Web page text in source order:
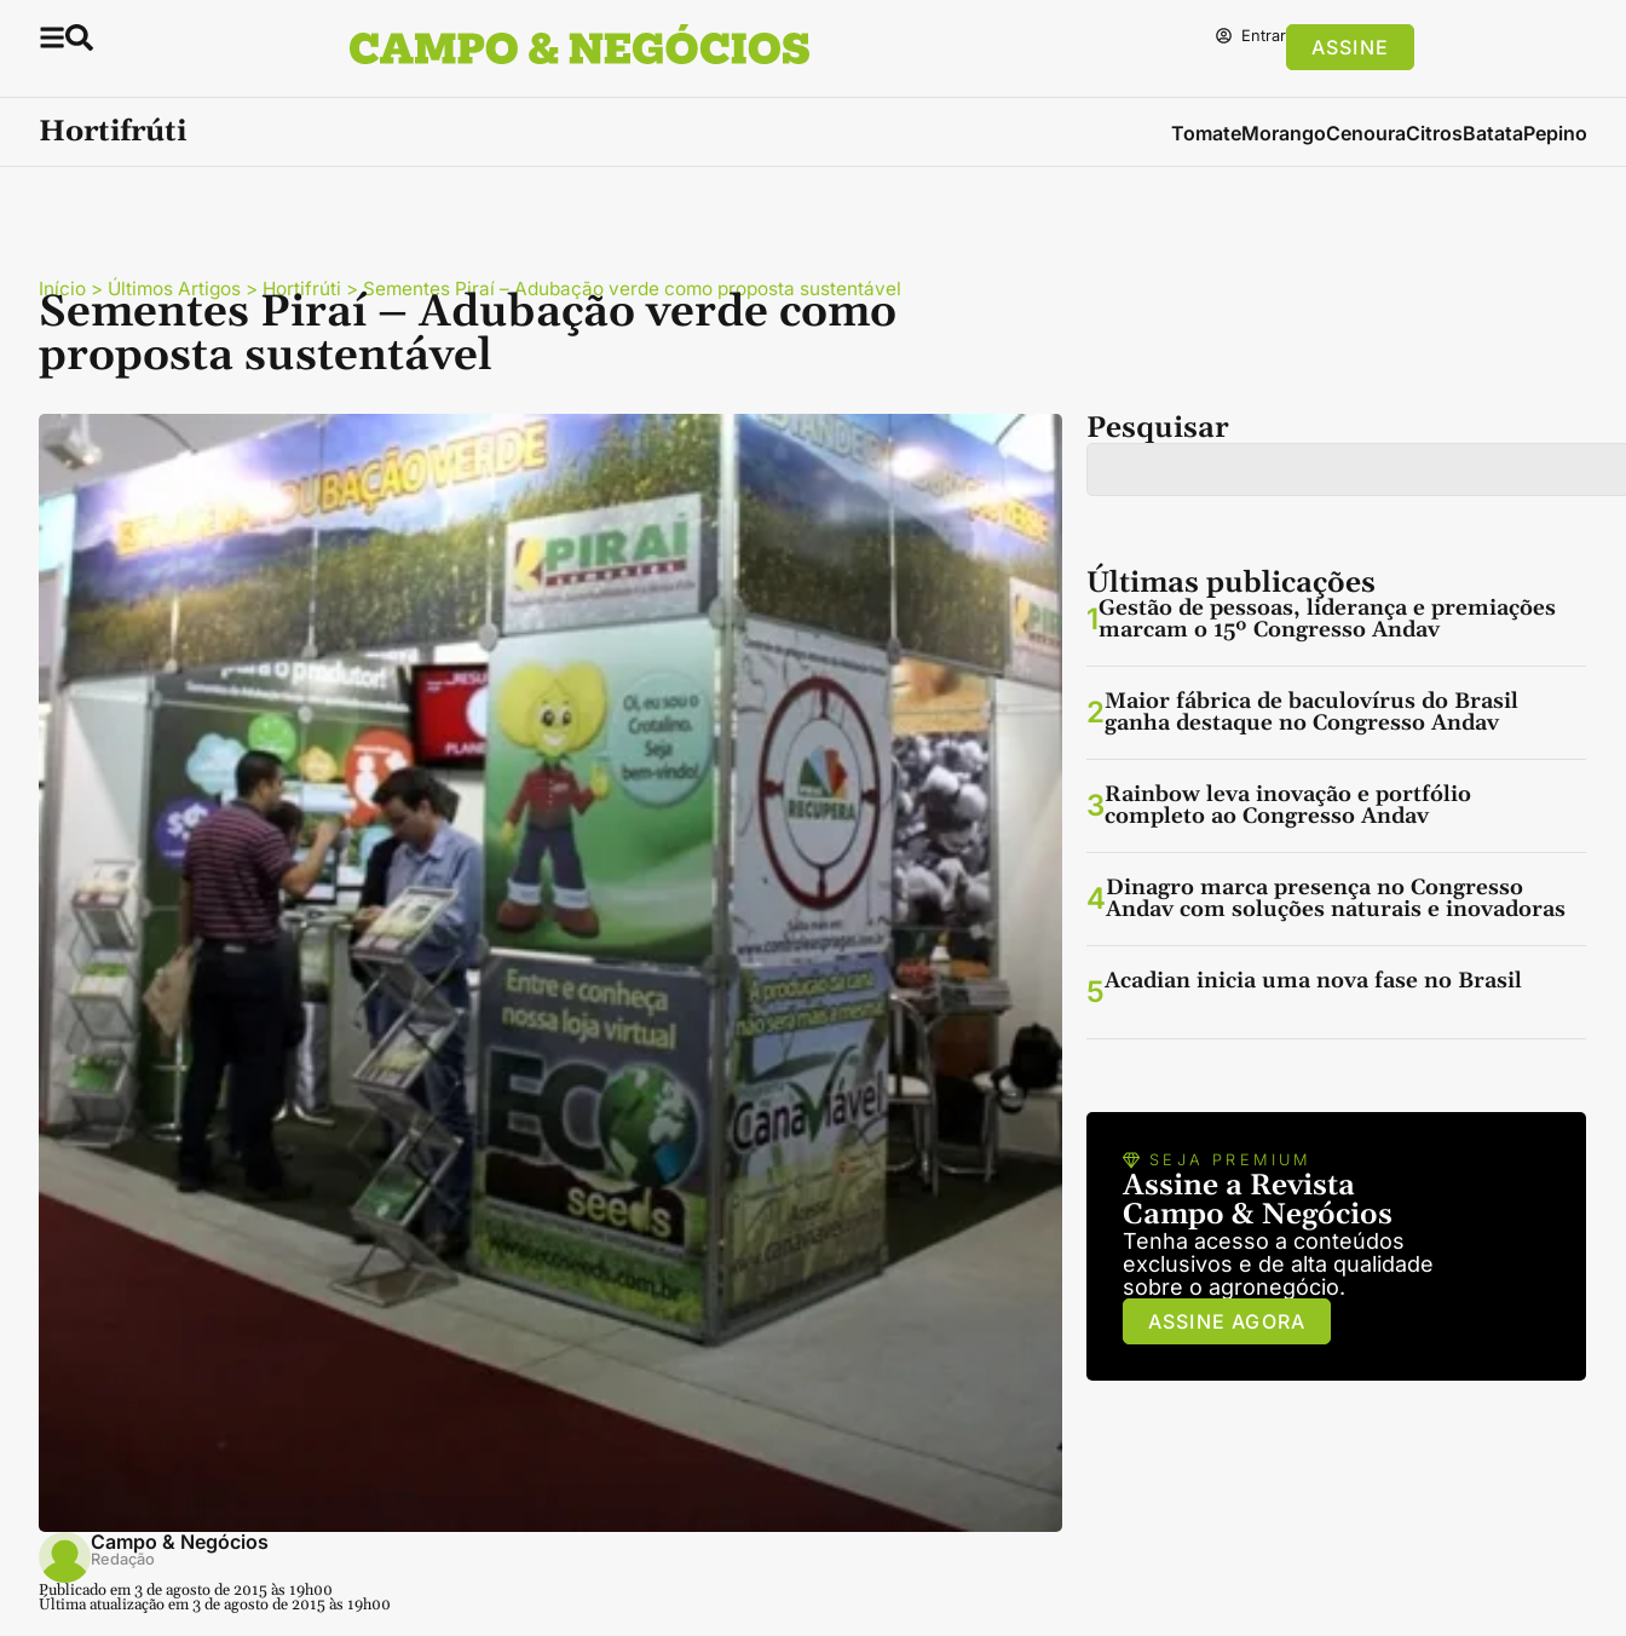
Entrar ASSINE
Hortifrúti TomateMorangoCenouraCitrosBatataPepino
Início > Últimos Artigos > Hortifrúti >Sementes Piraí­ – Adubação verde como proposta sustentável
Sementes Piraí­ – Adubação verde como
proposta sustentável
Campo & Negócios
Redação
Publicado em 3 de agosto de 2015 às 19h00
Última atualização em 3 de agosto de 2015 às 19h00
Pesquisar
Últimas publicações
1Gestão de pessoas, liderança e premiações
marcam o 15º Congresso Andav
2Maior fábrica de baculovírus do Brasil
ganha destaque no Congresso Andav
3Rainbow leva inovação e portfólio
completo ao Congresso Andav
4Dinagro marca presença no Congresso
Andav com soluções naturais e inovadoras
5Acadian inicia uma nova fase no Brasil
SEJA PREMIUM
Assine a Revista
Campo & Negócios
Tenha acesso a conteúdos
exclusivos e de alta qualidade
sobre o agronegócio.
ASSINE AGORA